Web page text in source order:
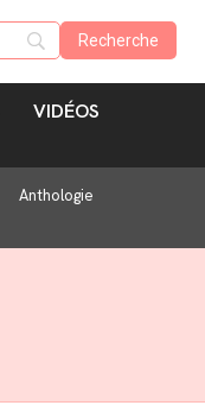
VIDÉOS
Anthologie